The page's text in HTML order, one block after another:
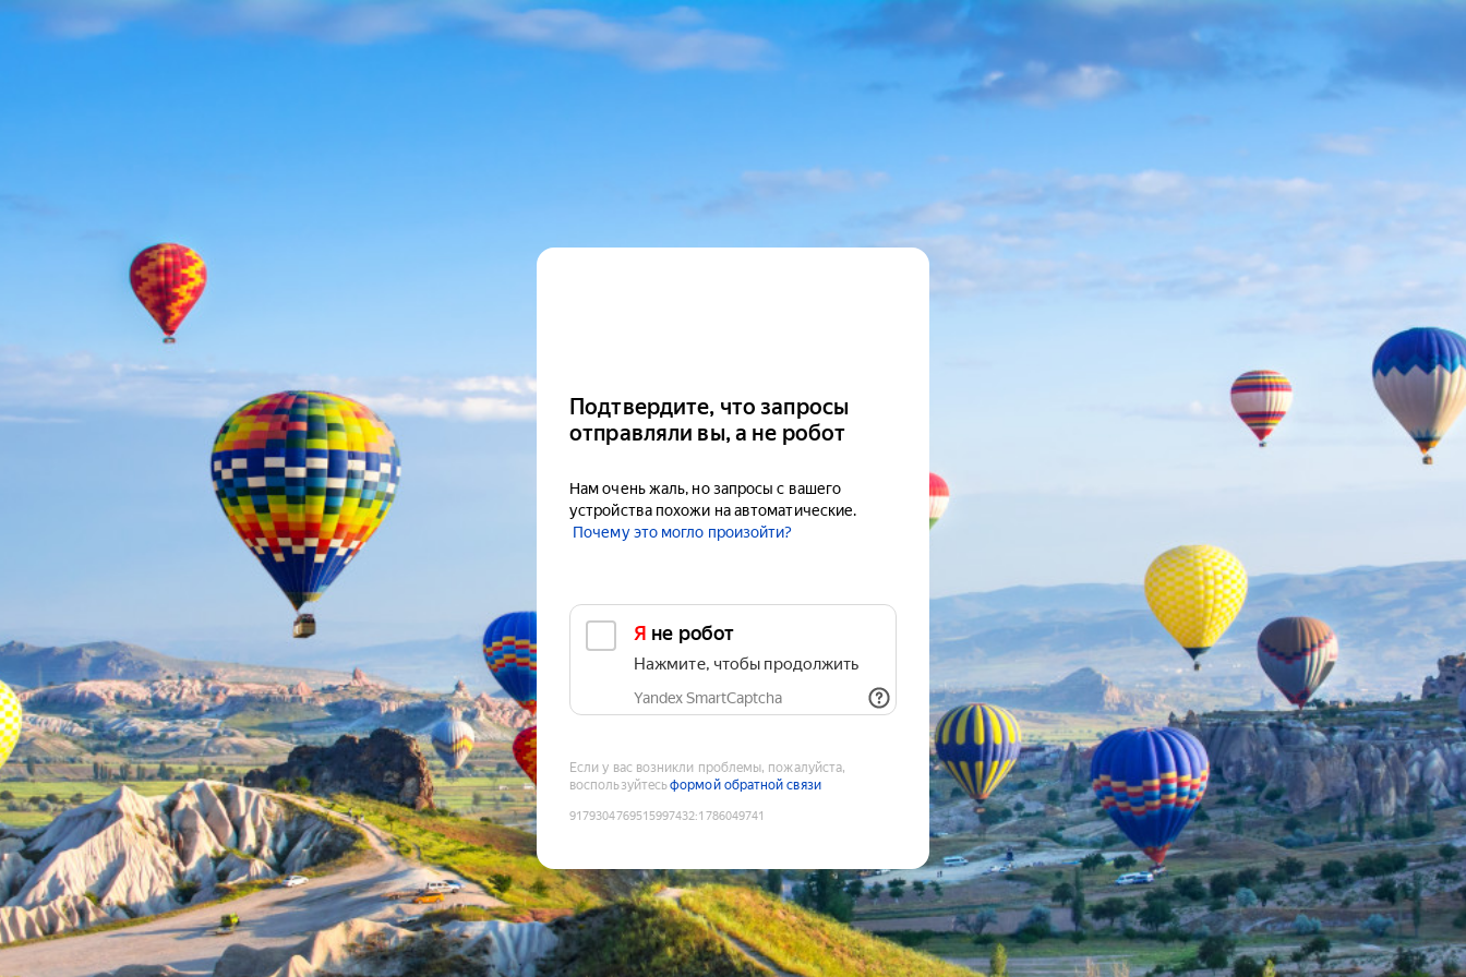
Подтвердите, что запросы
отправляли вы, а не робот
Нам очень жаль, но запросы с вашего
устройства похожи на автоматические.
Почему это могло произойти?
Я не робот
Нажмите, чтобы продолжить
Yandex SmartCaptcha
Если у вас возникли проблемы, пожалуйста,
воспользуйтесьформой обратной связи
9179304769515997432:1786049741